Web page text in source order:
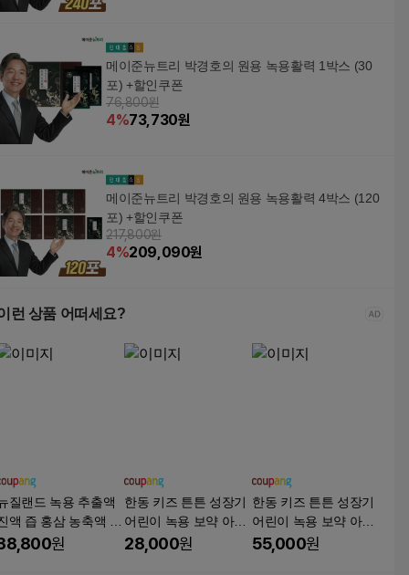
메이준뉴트리 박경호의 원용 녹용활력 1박스 (30
포) +할인쿠폰
76,800원
4%73,730원
메이준뉴트리 박경호의 원용 녹용활력 4박스 (120
포) +할인쿠폰
217,800원
4%209,090원
런 상품 어떠세요?
질랜드 녹용 추출액
액 즙 홍삼 농축액 산
배양근 침향 차가버
원
한동 키즈 튼튼 성장기
어린이 녹용 보약 아연
칼슘 젤리, 20g, 14개
28,000원
한동 키즈 튼튼 성장기
어린이 녹용 보약 아연
칼슘 젤리, 20g, 28개
55,000원